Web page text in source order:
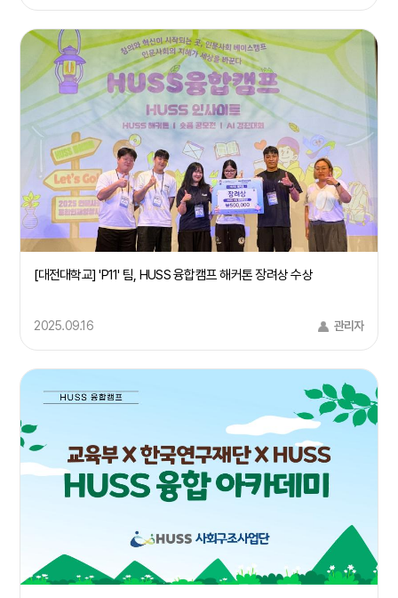
[대전대학교] 'P11' 팀, HUSS 융합캠프 해커톤 장려상 수상
2025.09.16 관리자